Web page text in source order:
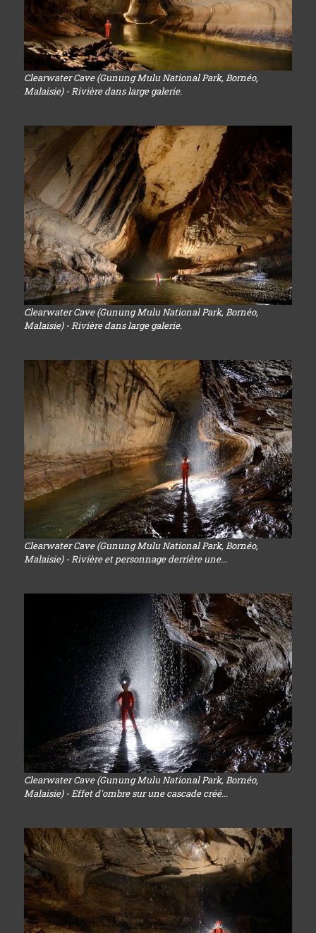
Clearwater Cave (Gunung Mulu National Park, Bornéo,
Malaisie) - Rivière dans large galerie.
Clearwater Cave (Gunung Mulu National Park, Bornéo,
Malaisie) - Rivière dans large galerie.
Clearwater Cave (Gunung Mulu National Park, Bornéo,
Malaisie) - Rivière et personnage derrière une...
Clearwater Cave (Gunung Mulu National Park, Bornéo,
Malaisie) - Effet d'ombre sur une cascade créé...